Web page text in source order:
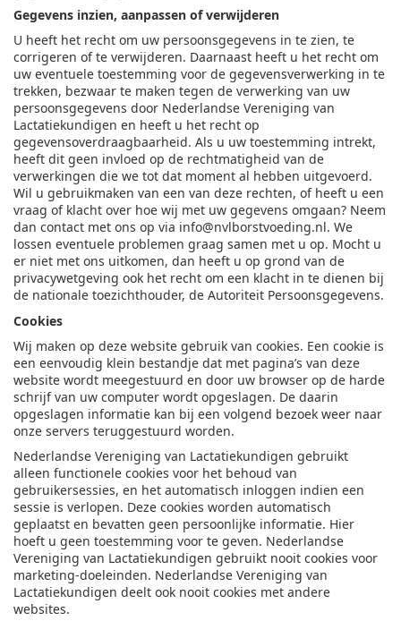
Gegevens inzien, aanpassen of verwijderen
U heeft het recht om uw persoonsgegevens in te zien, te
corrigeren of te verwijderen. Daarnaast heeft u het recht om
uw eventuele toestemming voor de gegevensverwerking in te
trekken, bezwaar te maken tegen de verwerking van uw
persoonsgegevens door Nederlandse Vereniging van
Lactatiekundigen en heeft u het recht op
gegevensoverdraagbaarheid. Als u uw toestemming intrekt,
heeft dit geen invloed op de rechtmatigheid van de
verwerkingen die we tot dat moment al hebben uitgevoerd.
Wil u gebruikmaken van een van deze rechten, of heeft u een
vraag of klacht over hoe wij met uw gegevens omgaan? Neem
dan contact met ons op via info@nvlborstvoeding.nl. We
lossen eventuele problemen graag samen met u op. Mocht u
er niet met ons uitkomen, dan heeft u op grond van de
privacywetgeving ook het recht om een klacht in te dienen bij
de nationale toezichthouder, de Autoriteit Persoonsgegevens.
Cookies
Wij maken op deze website gebruik van cookies. Een cookie is
een eenvoudig klein bestandje dat met pagina’s van deze
website wordt meegestuurd en door uw browser op de harde
schrijf van uw computer wordt opgeslagen. De daarin
opgeslagen informatie kan bij een volgend bezoek weer naar
onze servers teruggestuurd worden.
Nederlandse Vereniging van Lactatiekundigen gebruikt
alleen functionele cookies voor het behoud van
gebruikersessies, en het automatisch inloggen indien een
sessie is verlopen. Deze cookies worden automatisch
geplaatst en bevatten geen persoonlijke informatie. Hier
hoeft u geen toestemming voor te geven. Nederlandse
Vereniging van Lactatiekundigen gebruikt nooit cookies voor
marketing-doeleinden. Nederlandse Vereniging van
Lactatiekundigen deelt ook nooit cookies met andere
websites.